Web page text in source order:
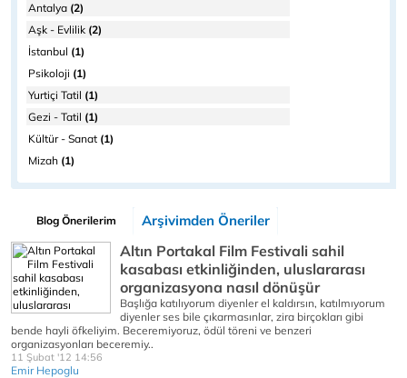
Antalya (2)
Aşk - Evlilik (2)
İstanbul (1)
Psikoloji (1)
Yurtiçi Tatil (1)
Gezi - Tatil (1)
Kültür - Sanat (1)
Mizah (1)
Blog Önerilerim Arşivimden Öneriler
Altın Portakal Film Festivali sahil
kasabası etkinliğinden, uluslararası
organizasyona nasıl dönüşür
Başlığa katılıyorum diyenler el kaldırsın, katılmıyorum
diyenler ses bile çıkarmasınlar, zira birçokları gibi
bende hayli öfkeliyim. Beceremiyoruz, ödül töreni ve benzeri
organizasyonları beceremiy..
11 Şubat '12 14:56
Emir Hepoglu